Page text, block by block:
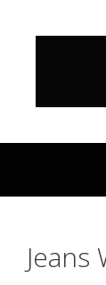
Jeans